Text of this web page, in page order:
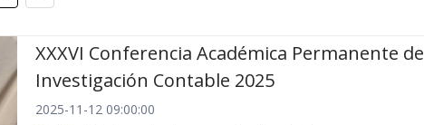
XXXVI Conferencia Académica Permanente de
Investigación Contable 2025
2025-11-12 09:00:00